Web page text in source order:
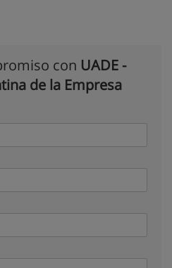
con UADE -
de la Empresa